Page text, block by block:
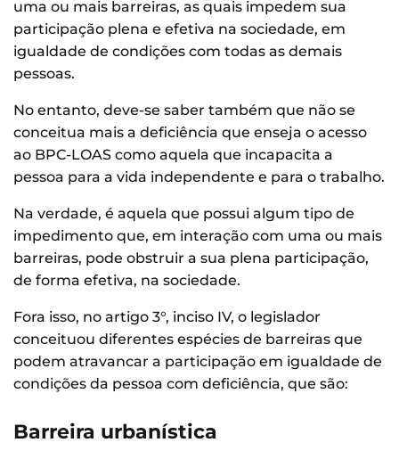
uma ou mais barreiras, as quais impedem sua
participação plena e efetiva na sociedade, em
igualdade de condições com todas as demais
pessoas.
No entanto, deve-se saber também que não se
conceitua mais a deficiência que enseja o acesso
ao BPC-LOAS como aquela que incapacita a
pessoa para a vida independente e para o trabalho.
Na verdade, é aquela que possui algum tipo de
impedimento que, em interação com uma ou mais
barreiras, pode obstruir a sua plena participação,
de forma efetiva, na sociedade.
Fora isso, no artigo 3°, inciso IV, o legislador
conceituou diferentes espécies de barreiras que
podem atravancar a participação em igualdade de
condições da pessoa com deficiência, que são:
Barreira urbanística